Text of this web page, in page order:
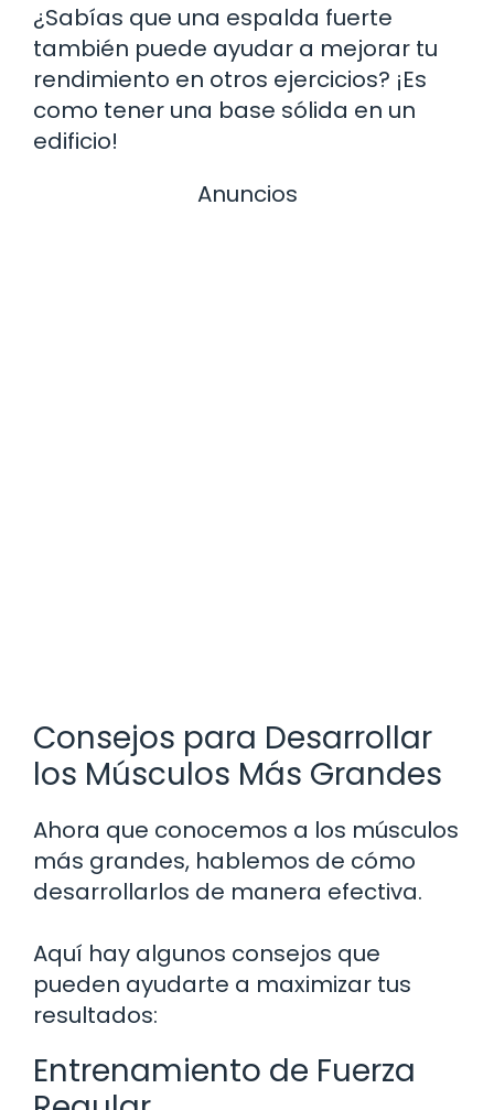
¿Sabías que una espalda fuerte
también puede ayudar a mejorar tu
rendimiento en otros ejercicios? ¡Es
como tener una base sólida en un
edificio!
Anuncios
Consejos para Desarrollar
los Músculos Más Grandes
Ahora que conocemos a los músculos
más grandes, hablemos de cómo
desarrollarlos de manera efectiva.
Aquí hay algunos consejos que
pueden ayudarte a maximizar tus
resultados:
Entrenamiento de Fuerza